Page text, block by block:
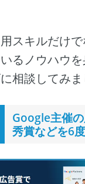
スキルだけ
るノウハウ
相談してみま
Google主催
秀賞などを6